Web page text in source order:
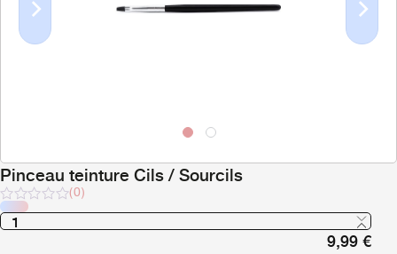
Previous Next
Pinceau teinture Cils / Sourcils
Note
sur
(0)
9,99€